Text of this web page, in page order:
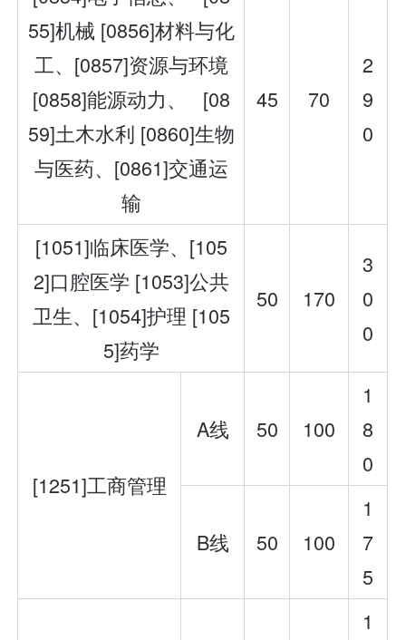
55]机械 [0856]材料与化
工、[0857]资源与环境
[0858]能源动力、 [08
59]土木水利 [0860]生物
与医药、[0861]交通运
输
45 70
2
9
0
[1051]临床医学、[105
2]口腔医学 [1053]公共
卫生、[1054]护理 [105
5]药学
50 170
3
0
0
[1251]工商管理
A线 50 100
1
8
0
B线 50 100
1
7
5
1